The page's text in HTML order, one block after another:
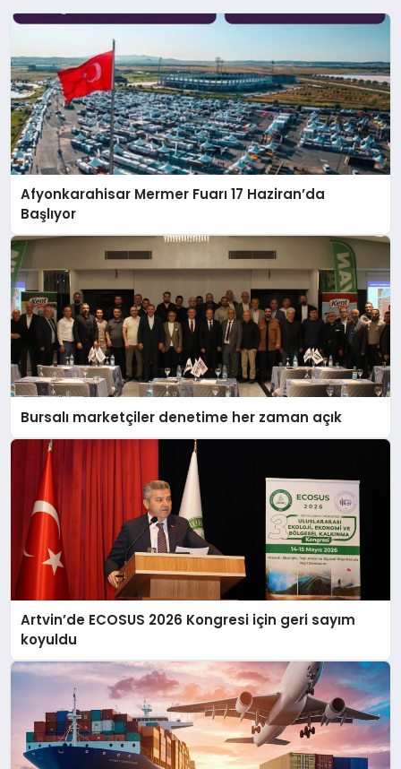
Afyonkarahisar Mermer Fuarı 17 Haziran’da
Başlıyor
Bursalı marketçiler denetime her zaman açık
Artvin’de ECOSUS 2026 Kongresi için geri sayım
koyuldu